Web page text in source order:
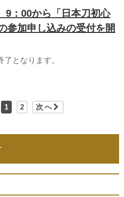
9：00から「日本刀初心
参加申し込みの受付を開
となります。
1 2 次へ